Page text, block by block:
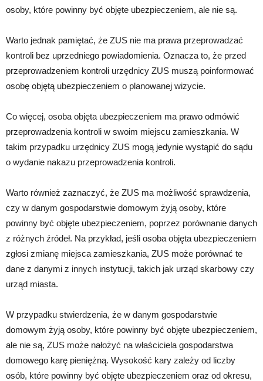
osoby, które powinny być objęte ubezpieczeniem, ale nie są.
Warto jednak pamiętać, że ZUS nie ma prawa przeprowadzać
kontroli bez uprzedniego powiadomienia. Oznacza to, że przed
przeprowadzeniem kontroli urzędnicy ZUS muszą poinformować
osobę objętą ubezpieczeniem o planowanej wizycie.
Co więcej, osoba objęta ubezpieczeniem ma prawo odmówić
przeprowadzenia kontroli w swoim miejscu zamieszkania. W
takim przypadku urzędnicy ZUS mogą jedynie wystąpić do sądu
o wydanie nakazu przeprowadzenia kontroli.
Warto również zaznaczyć, że ZUS ma możliwość sprawdzenia,
czy w danym gospodarstwie domowym żyją osoby, które
powinny być objęte ubezpieczeniem, poprzez porównanie danych
z różnych źródeł. Na przykład, jeśli osoba objęta ubezpieczeniem
zgłosi zmianę miejsca zamieszkania, ZUS może porównać te
dane z danymi z innych instytucji, takich jak urząd skarbowy czy
urząd miasta.
W przypadku stwierdzenia, że w danym gospodarstwie
domowym żyją osoby, które powinny być objęte ubezpieczeniem,
ale nie są, ZUS może nałożyć na właściciela gospodarstwa
domowego karę pieniężną. Wysokość kary zależy od liczby
osób, które powinny być objęte ubezpieczeniem oraz od okresu,